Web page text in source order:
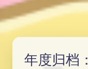
年度归档：